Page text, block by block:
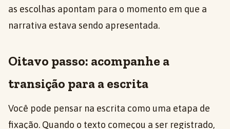
as escolhas apontam para o momento em que a
narrativa estava sendo apresentada.
Oitavo passo: acompanhe a
transição para a escrita
Você pode pensar na escrita como uma etapa de
fixação. Quando o texto começou a ser registrado,